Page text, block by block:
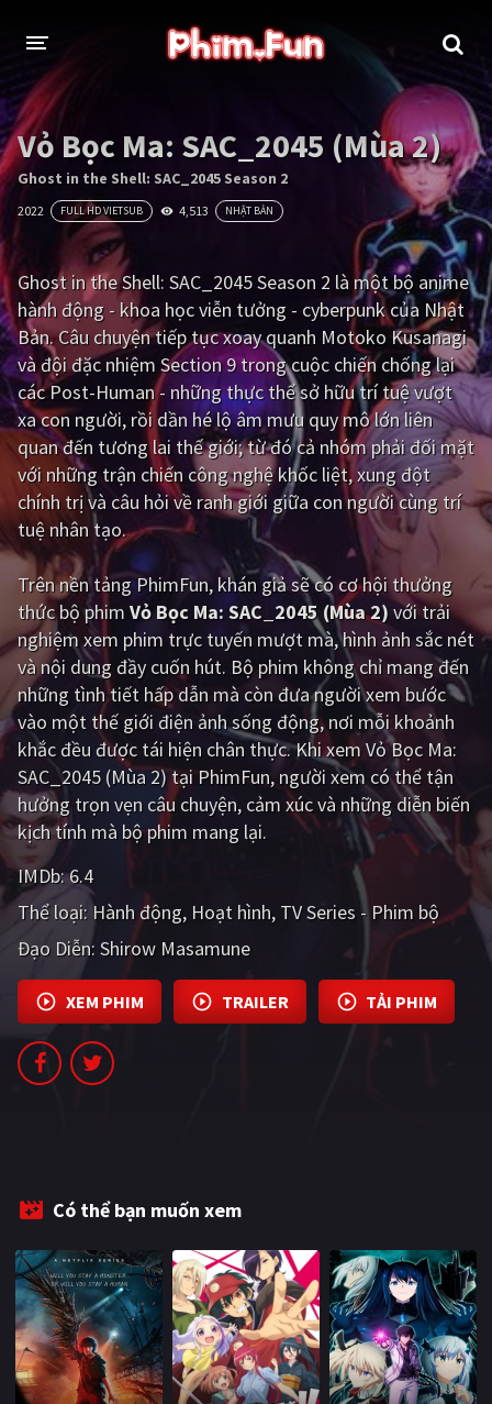
THỂ LOẠI
Thần thoại - Cổ trang Hành động
Tâm lý Chiến tranh
Võ thuật - Kiếm hiệp
Kinh dị Tội phạm - Hình sự
Phiêu lưu Hài hước
Viễn tưởng Khoa học - Tài liệu
Hoạt hình Thể thao
Tình cảm - Lãng mạn Kỳ ảo
Giật gân Gia đình
Bí ẩn Lịch sử
Viễn Tây Tiểu sử
GameShow DramaTV
QUỐC GIA
Âu - Mỹ Trung Quốc - Hồng Kông
Hàn Quốc Nhật Bản
Ấn Độ
Tổng hợp
CẬP NHẬT
PHIM MỚI
PHIM BỘ
PHIM LẺ
Vỏ Bọc Ma: SAC_2045 (Mùa 2)
Ghost in the Shell: SAC_2045 Season 2
2022 FULL HD VIETSUB 4,513 NHẬT BẢN
Ghost in the Shell: SAC_2045 Season 2 là một bộ anime
hành động - khoa học viễn tưởng - cyberpunk của Nhật
Bản. Câu chuyện tiếp tục xoay quanh Motoko Kusanagi
và đội đặc nhiệm Section 9 trong cuộc chiến chống lại
các Post-Human - những thực thể sở hữu trí tuệ vượt
xa con người, rồi dần hé lộ âm mưu quy mô lớn liên
quan đến tương lai thế giới; từ đó cả nhóm phải đối mặt
với những trận chiến công nghệ khốc liệt, xung đột
chính trị và câu hỏi về ranh giới giữa con người cùng trí
tuệ nhân tạo.
Trên nền tảng PhimFun, khán giả sẽ có cơ hội thưởng
thức bộ phim Vỏ Bọc Ma: SAC_2045 (Mùa 2)với trải
nghiệm xem phim trực tuyến mượt mà, hình ảnh sắc nét
và nội dung đầy cuốn hút. Bộ phim không chỉ mang đến
những tình tiết hấp dẫn mà còn đưa người xem bước
vào một thế giới điện ảnh sống động, nơi mỗi khoảnh
khắc đều được tái hiện chân thực. Khi xem Vỏ Bọc Ma:
SAC_2045 (Mùa 2) tại PhimFun, người xem có thể tận
hưởng trọn vẹn câu chuyện, cảm xúc và những diễn biến
kịch tính mà bộ phim mang lại.
IMDb:6.4
Thể loại: Hành động Hoạt hình TV Series - Phim bộ
Đạo Diễn: Shirow Masamune
XEM PHIM TRAILER TẢI PHIM
Có thể bạn muốn xem